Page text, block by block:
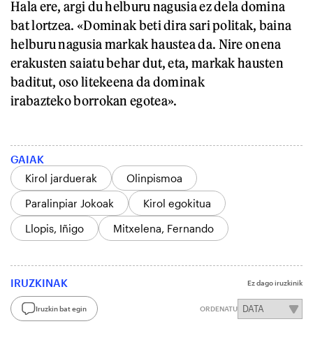
Hala ere, argi du helburu nagusia ez dela domina
bat lortzea. «Dominak beti dira sari politak, baina
helburu nagusia markak haustea da. Nire onena
erakusten saiatu behar dut, eta, markak hausten
baditut, oso litekeena da dominak
irabazteko borrokan egotea».
GAIAK
Kirol jarduerak
Olinpismoa
Paralinpiar Jokoak
Kirol egokitua
Llopis, Iñigo
Mitxelena, Fernando
IRUZKINAK Ez dago iruzkinik
Iruzkin bat egin ORDENATU